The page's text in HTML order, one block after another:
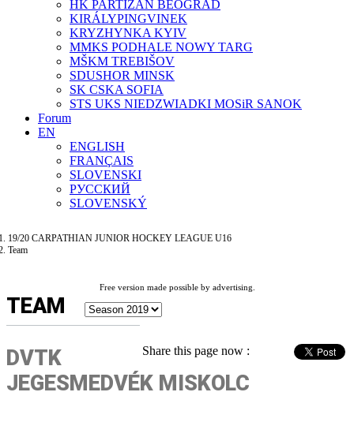
HK PARTIZAN BEOGRAD
KIRÁLYPINGVINEK
KRYZHYNKA KYIV
MMKS PODHALE NOWY TARG
MŠKM TREBIŠOV
SDUSHOR MINSK
SK CSKA SOFIA
STS UKS NIEDZWIADKI MOSiR SANOK
Forum
EN
ENGLISH
FRANÇAIS
SLOVENSKI
РУССКИЙ
SLOVENSKÝ
19/20 CARPATHIAN JUNIOR HOCKEY LEAGUE U16
Team
Free version made possible by advertising.
TEAM
Share this page now :
DVTK
JEGESMEDVÉK MISKOLC